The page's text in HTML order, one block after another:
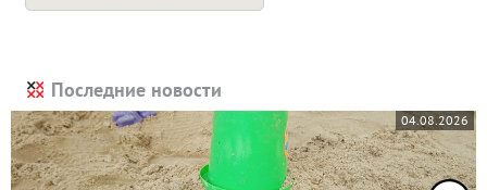
Последние новости
04.08.2026